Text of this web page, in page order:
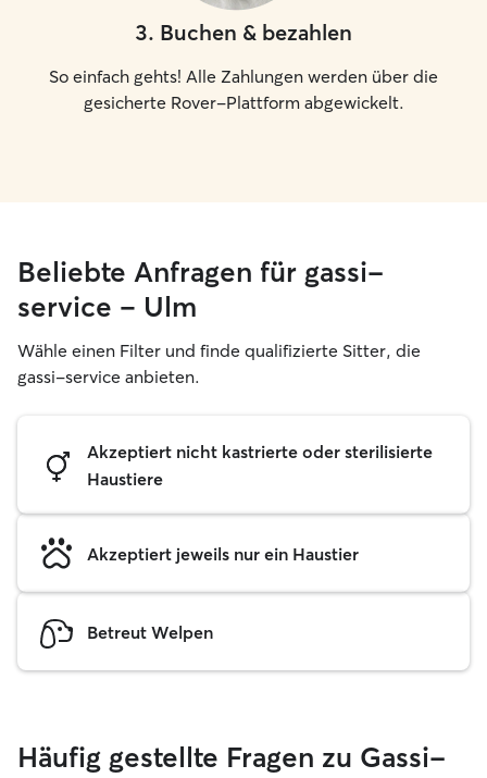
3. Buchen & bezahlen
So einfach gehts! Alle Zahlungen werden über die
gesicherte Rover-Plattform abgewickelt.
Beliebte Anfragen für gassi-
service – Ulm
Wähle einen Filter und finde qualifizierte Sitter, die
gassi-service anbieten.
Akzeptiert nicht kastrierte oder sterilisierte
Haustiere
Akzeptiert jeweils nur ein Haustier
Betreut Welpen
Häufig gestellte Fragen zu Gassi-